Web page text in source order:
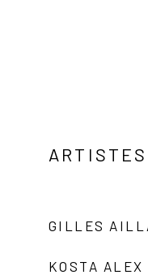
ARTISTES
GILLES
KOSTA ALEX